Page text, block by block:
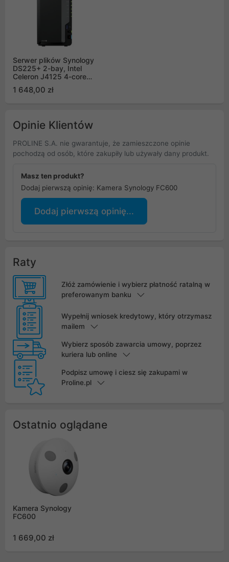
Serwer plików Synology
DS225+ 2-bay, Intel
Celeron J4125 4-core
2.0 GHz, 2G DDR4
RAM, 1x2,5 GbE, 1xGbE
1 648,00 zł
Opinie Klientów
PROLINE S.A. nie gwarantuje, że zamieszczone opinie
pochodzą od osób, które zakupiły lub używały dany produkt.
Masz ten produkt?
Dodaj pierwszą opinię: Kamera Synology FC600
Dodaj pierwszą opinię...
Raty
Złóż zamówienie i wybierz płatność ratalną w
preferowanym banku
Wypełnij wniosek kredytowy, który otrzymasz
mailem
Wybierz sposób zawarcia umowy, poprzez
kuriera lub online
Podpisz umowę i ciesz się zakupami w
Proline.pl
Ostatnio oglądane
Kamera Synology
FC600
1 669,00 zł